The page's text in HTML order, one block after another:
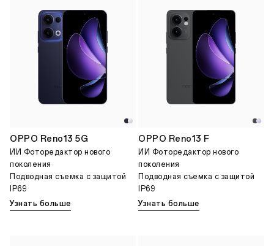
OPPO Reno13 5G
ИИ Фоторедактор нового
поколения
Подводная съемка с защитой
IP69
Узнать больше
OPPO Reno13 F
ИИ Фоторедактор нового
поколения
Подводная съемка с защитой
IP69
Узнать больше